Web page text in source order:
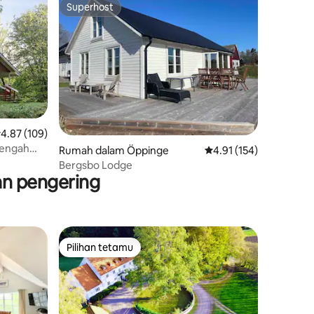
purata 4.87 daripada 5, 109 ulasan
4.87 (109)
Superhost
Superhost
Rumah dalam Öppinge Penarafan purata 4.91
4.91 (154)
Bergsbo Lodge
pengering
Pilihan tetamu
Pilihan tetamu